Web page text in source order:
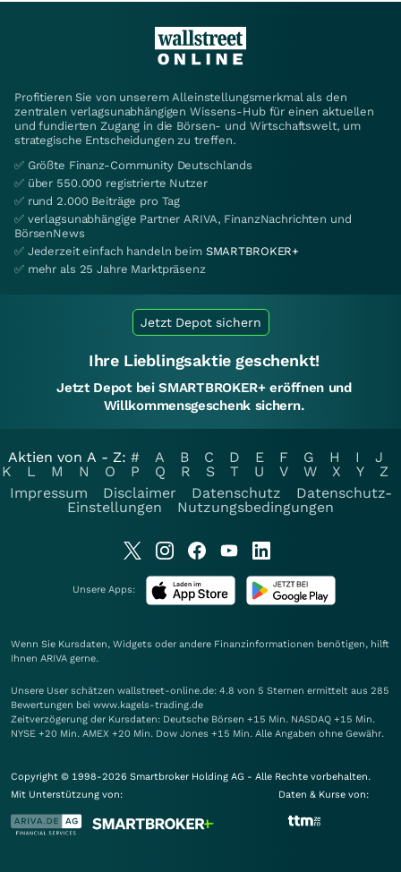
Profitieren Sie von unserem Alleinstellungsmerkmal als den
zentralen verlagsunabhängigen Wissens-Hub für einen aktuellen
und fundierten Zugang in die Börsen- und Wirtschaftswelt, um
strategische Entscheidungen zu treffen.
✅ Größte Finanz-Community Deutschlands
✅ über 550.000 registrierte Nutzer
✅ rund 2.000 Beiträge pro Tag
✅ verlagsunabhängige Partner ARIVA, FinanzNachrichten und
BörsenNews
✅ Jederzeit einfach handeln beim SMARTBROKER+
✅ mehr als 25 Jahre Marktpräsenz
Jetzt Depot sichern
Ihre Lieblingsaktie geschenkt!
Jetzt Depot bei SMARTBROKER+ eröffnen und
Willkommensgeschenk sichern.
Aktien von A - Z: # A B C D E F G H I
J
K
L M N O P Q R S T U V W X Y
Z
Impressum
Disclaimer Datenschutz
Datenschutz-
Einstellungen
Nutzungsbedingungen
Unsere Apps:
Wenn Sie Kursdaten, Widgets oder andere Finanzinformationen benötigen, hilft
Ihnen ARIVA gerne.
Unsere User schätzen wallstreet-online.de: 4.8 von 5 Sternen ermittelt aus 285
Bewertungen bei www.kagels-trading.de
Zeitverzögerung der Kursdaten: Deutsche Börsen +15 Min. NASDAQ +15 Min.
NYSE +20 Min. AMEX +20 Min. Dow Jones +15 Min. Alle Angaben ohne Gewähr.
Copyright © 1998-2026 Smartbroker Holding AG - Alle Rechte vorbehalten.
Mit Unterstützung von:
Daten & Kurse von: